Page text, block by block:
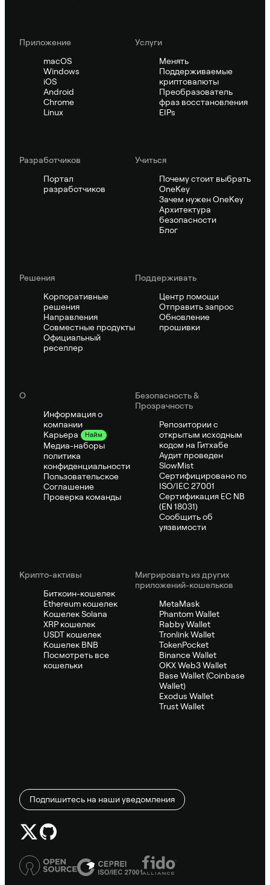
Приложение
macOS
Windows
iOS
Android
Chrome
Linux
Услуги
Менять
Поддерживаемые
криптовалюты
Преобразователь
фраз восстановления
EIPs
Pазработчиков
Портал
разработчиков
Учиться
Почему стоит выбрать
OneKey
Зачем нужен OneKey
Архитектура
безопасности
Блог
Решения
Корпоративные
решения
Направления
Совместные продукты
Официальный
реселлер
Поддерживать
Центр помощи
Отправить запрос
Обновление
прошивки
О
Информация о
компании
Карьера
Найм
Медиа-наборы
политика
конфиденциальности
Пользовательское
Соглашение
Проверка команды
Безопасность &
Прозрачность
Репозитории с
открытым исходным
кодом на Гитхабе
Аудит проведен
SlowMist
Сертифицировано по
ISO/IEC 27001
Сертификация ЕС NB
(EN 18031)
Сообщить об
уязвимости
Крипто-активы
Биткоин-кошелек
Ethereum кошелек
Кошелек Solana
XRP кошелек
USDT кошелек
Кошелек BNB
Посмотреть все
кошельки
Мигрировать из других
приложений-кошельков
MetaMask
Phantom Wallet
Rabby Wallet
Tronlink Wallet
TokenPocket
Binance Wallet
OKX Web3 Wallet
Base Wallet (Coinbase
Wallet)
Exodus Wallet
Trust Wallet
Подпишитесь на наши уведомления